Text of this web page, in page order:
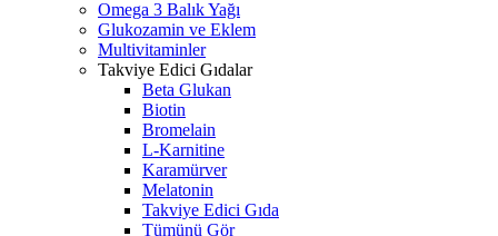
Omega 3 Balık Yağı
Glukozamin ve Eklem
Multivitaminler
Takviye Edici Gıdalar
Beta Glukan
Biotin
Bromelain
L-Karnitine
Karamürver
Melatonin
Takviye Edici Gıda
Tümünü Gör